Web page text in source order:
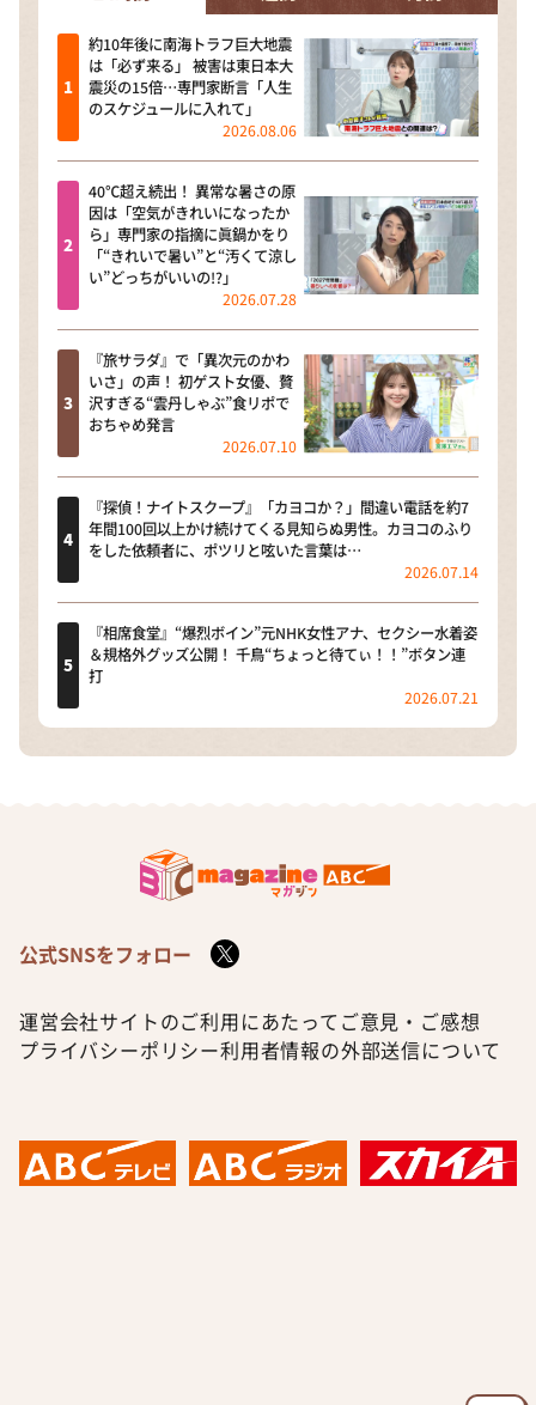
新婚さんいらっしゃい！
ポツンと一軒家
ザキ山小屋本館
ぺこぱのまるスポ
アナ回覧板
約10年後に南海トラフ巨大地震
は「必ず来る」 被害は東日本大
震災の15倍…専門家断言「人生
のスケジュールに入れて」
2026.08.06
40℃超え続出！ 異常な暑さの原
因は「空気がきれいになったか
ら」専門家の指摘に眞鍋かをり
「“きれいで暑い”と“汚くて涼し
い”どっちがいいの!?」
2026.07.28
『旅サラダ』で「異次元のかわ
いさ」の声！ 初ゲスト女優、贅
沢すぎる“雲丹しゃぶ”食リポで
おちゃめ発言
2026.07.10
『探偵！ナイトスクープ』「カヨコか？」間違い電話を約7
年間100回以上かけ続けてくる見知らぬ男性。カヨコのふり
をした依頼者に、ポツリと呟いた言葉は…
2026.07.14
『相席食堂』“爆烈ボイン”元NHK女性アナ、セクシー水着姿
＆規格外グッズ公開！ 千鳥“ちょっと待てぃ！！”ボタン連
打
2026.07.21
公式SNSをフォロー
運営会社サイトのご利用にあたって ご意見・ご感想
プライバシーポリシー利用者情報の外部送信について